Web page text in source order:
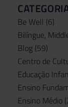
Be Well (6)
Bilíngue,
Blog (59)
Centro de
Educação
Ensino
Ensino Médio